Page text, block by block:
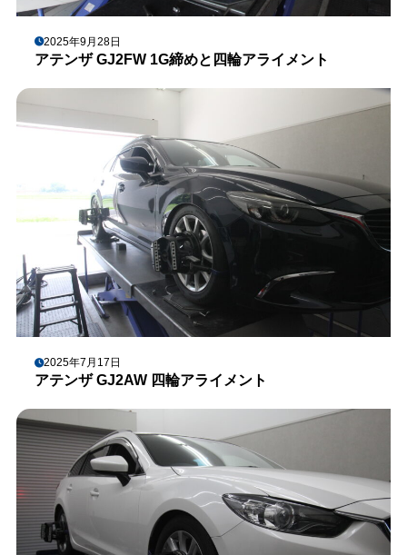
2025年9月28日
アテンザ GJ2FW 1G締めと四輪アライメント
2025年7月17日
アテンザ GJ2AW 四輪アライメント